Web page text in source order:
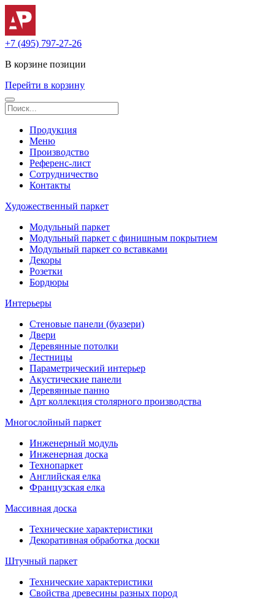
+7 (495) 797-27-26
В корзине позиции
Перейти в корзину
Продукция
Меню
Производство
Референс-лист
Сотрудничество
Контакты
Художественный паркет
Модульный паркет
Модульный паркет с финишным покрытием
Модульный паркет со вставками
Декоры
Розетки
Бордюры
Интерьеры
Стеновые панели (буазери)
Двери
Деревянные потолки
Лестницы
Параметрический интерьер
Акустические панели
Деревянные панно
Арт коллекция столярного производства
Многослойный паркет
Инженерный модуль
Инженерная доска
Технопаркет
Английская елка
Французская елка
Массивная доска
Технические характеристики
Декоративная обработка доски
Штучный паркет
Технические характеристики
Свойства древесины разных пород